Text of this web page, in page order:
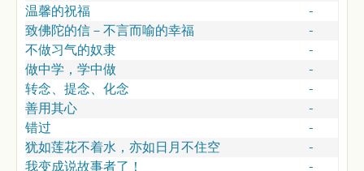
温馨的祝福
-
致佛陀的信－不言而喻的幸福
-
不做习气的奴隶
-
做中学，学中做
-
转念、提念、化念
-
善用其心
-
错过
-
犹如莲花不着水，亦如日月不住空
-
我变成说故事者了！
-